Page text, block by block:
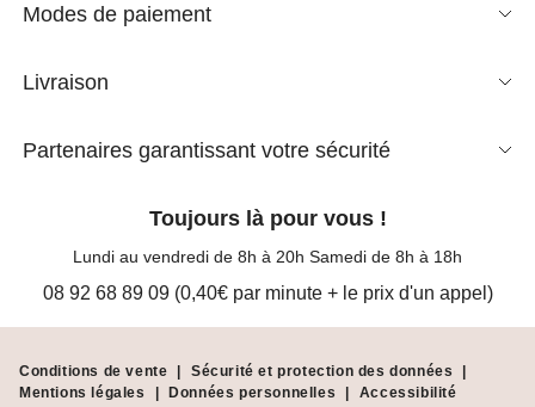
Modes de paiement
Livraison
Partenaires garantissant votre sécurité
Toujours là pour vous !
Lundi au vendredi de 8h à 20h Samedi de 8h à 18h
08 92 68 89 09 (0,40€ par minute + le prix d'un appel)
Conditions de vente | Sécurité et protection des données
|
Mentions légales
| Données personnelles | Accessibilité